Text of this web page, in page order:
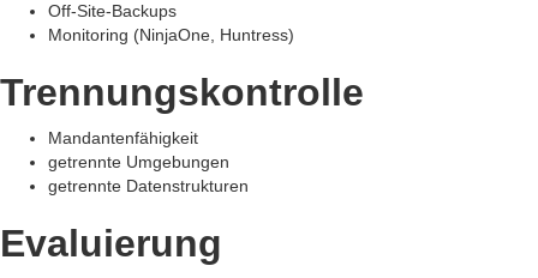
Off-Site-Backups
Monitoring (NinjaOne, Huntress)
Trennungskontrolle
Mandantenfähigkeit
getrennte Umgebungen
getrennte Datenstrukturen
Evaluierung